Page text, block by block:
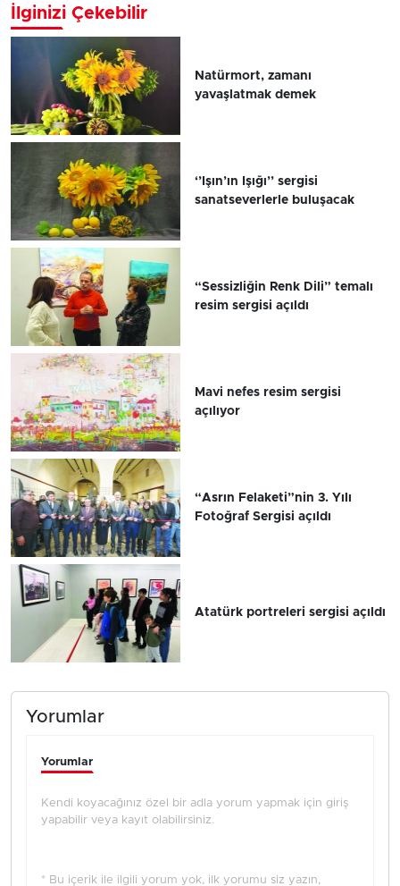
İlginizi Çekebilir
Natürmort, zamanı
yavaşlatmak demek
‘’Işın’ın Işığı’’ sergisi
sanatseverlerle buluşacak
“Sessizliğin Renk Dili” temalı
resim sergisi açıldı
Mavi nefes resim sergisi
açılıyor
“Asrın Felaketi”nin 3. Yılı
Fotoğraf Sergisi açıldı
Atatürk portreleri sergisi açıldı
Yorumlar
Yorumlar
Kendi koyacağınız özel bir adla yorum yapmak için giriş
yapabilir veya kayıt olabilirsiniz.
* Bu içerik ile ilgili yorum yok, ilk yorumu siz yazın,